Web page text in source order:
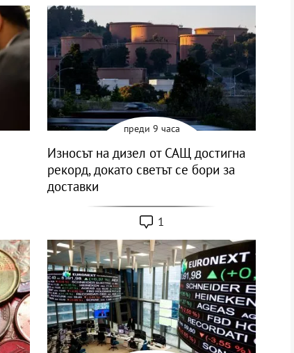
преди 9 часа
Износът на дизел от САЩ достигна
рекорд, докато светът се бори за
доставки
1